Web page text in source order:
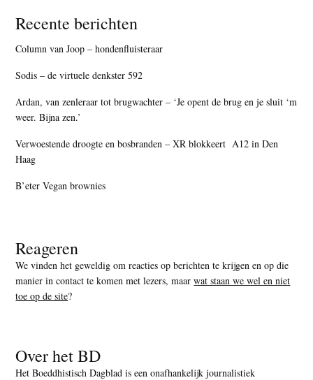
Recente berichten
Column van Joop – hondenfluisteraar
Sodis – de virtuele denkster 592
Ardan, van zenleraar tot brugwachter – ‘Je opent de brug en je sluit ‘m
weer. Bijna zen.’
Verwoestende droogte en bosbranden – XR blokkeert A12 in Den
Haag
B’eter Vegan brownies
Reageren
We vinden het geweldig om reacties op berichten te krijgen en op die
manier in contact te komen met lezers, maarwat staan we wel en niet
toe op de site?
Over het BD
Het Boeddhistisch Dagblad is een onafhankelijk journalistiek